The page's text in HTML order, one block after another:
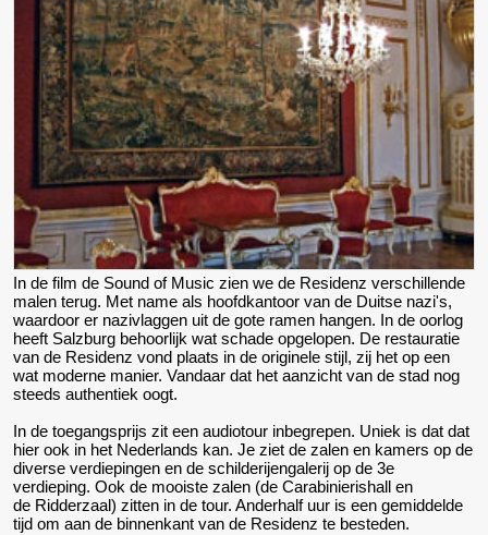
In de film de Sound of Music zien we de Residenz verschillende
malen terug. Met name als hoofdkantoor van de Duitse nazi's,
waardoor er nazivlaggen uit de gote ramen hangen. In de oorlog
heeft Salzburg behoorlijk wat schade opgelopen. De restauratie
van de Residenz vond plaats in de originele stijl, zij het op een
wat moderne manier. Vandaar dat het aanzicht van de stad nog
steeds authentiek oogt.
In de toegangsprijs zit een audiotour inbegrepen. Uniek is dat dat
hier ook in het Nederlands kan. Je ziet de zalen en kamers op de
diverse verdiepingen en de schilderijengalerij op de 3e
verdieping. Ook de mooiste zalen (de Carabinierishall en
de Ridderzaal) zitten in de tour. Anderhalf uur is een gemiddelde
tijd om aan de binnenkant van de Residenz te besteden.